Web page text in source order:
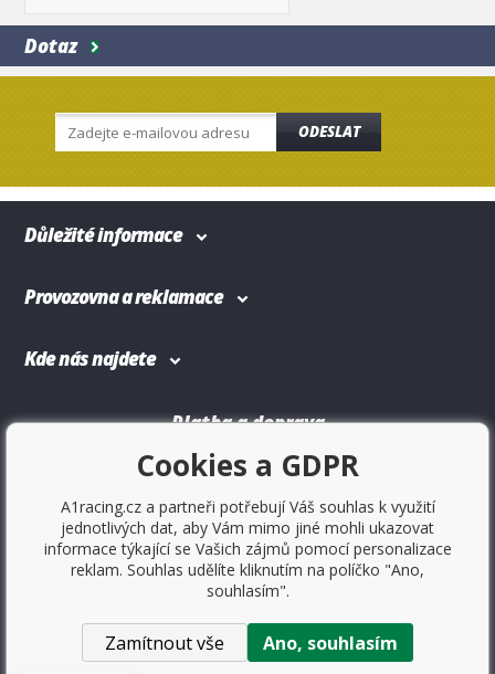
Dotaz
ODESLAT
Důležité informace
Provozovna a reklamace
Kde nás najdete
Platba a doprava
Copyright © 2017Sportovniautodoplnky.cz- Tuning shop,
Cookies a GDPR
A1racing.cz a partneři potřebují Váš souhlas k využití
jednotlivých dat, aby Vám mimo jiné mohli ukazovat
informace týkající se Vašich zájmů pomocí personalizace
reklam. Souhlas udělíte kliknutím na políčko "Ano,
souhlasím".
Zamítnout vše Ano, souhlasím